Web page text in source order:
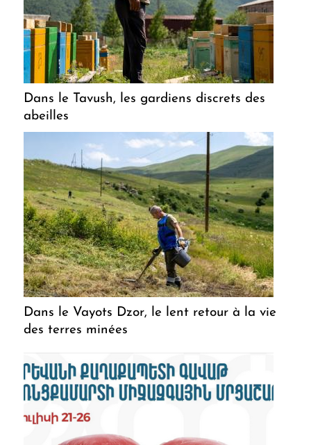
Dans le Tavush, les gardiens discrets des
abeilles
Dans le Vayots Dzor, le lent retour à la vie
des terres minées